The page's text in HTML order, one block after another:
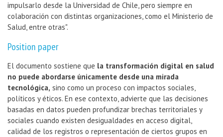
impulsarlo desde la Universidad de Chile, pero siempre en
colaboración con distintas organizaciones, como el Ministerio de
Salud, entre otras".
Position paper
El documento sostiene que la transformación digital en salud
no puede abordarse únicamente desde una mirada
tecnológica, sino como un proceso con impactos sociales,
políticos y éticos. En ese contexto, advierte que las decisiones
basadas en datos pueden profundizar brechas territoriales y
sociales cuando existen desigualdades en acceso digital,
calidad de los registros o representación de ciertos grupos en